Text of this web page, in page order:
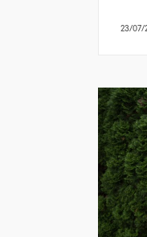
23/07/